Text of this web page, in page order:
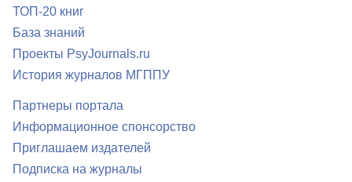
ТОП-20 книг
База знаний
Проекты PsyJournals.ru
История журналов МГППУ
Партнеры портала
Информационное спонсорство
Приглашаем издателей
Подписка на журналы